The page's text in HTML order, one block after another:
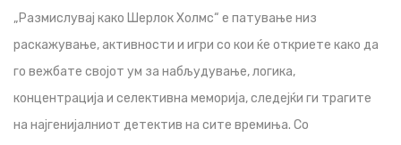
„Размислувај како Шерлок Холмс“ е патување низ
раскажување, активности и игри со кои ќе откриете како да
го вежбате својот ум за набљудување, логика,
концентрација и селективна меморија, следејќи ги трагите
на најгенијалниот детектив на сите времиња. Со